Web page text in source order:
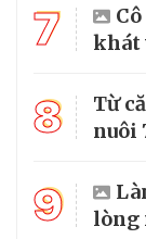
7
khát
8
Từ
nuôi
9
lòng